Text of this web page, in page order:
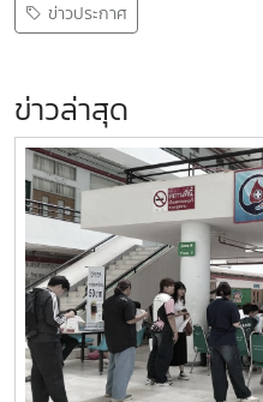
ข่าวประกาศ
ข่าวล่าสุด